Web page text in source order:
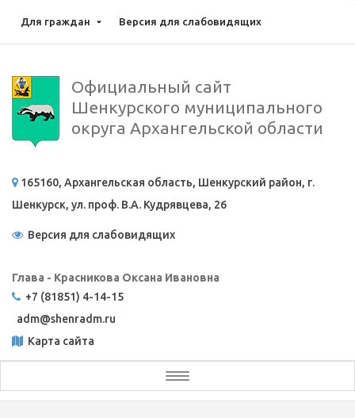
Для граждан Версия для слабовидящих
Официальный сайт
Шенкурского муниципального
округа Архангельской области
165160, Архангельская область, Шенкурский район, г.
Шенкурск, ул. проф. В.А. Кудрявцева, 26
Версия для слабовидящих
Глава - Красникова Оксана Ивановна
+7 (81851) 4-14-15
adm@shenradm.ru
Карта сайта
Toggle
navigation